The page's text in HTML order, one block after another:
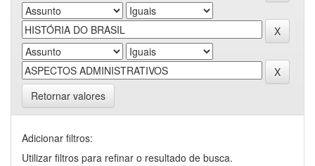
Retornar valores
Adicionar filtros:
Utilizar filtros para refinar o resultado de busca.